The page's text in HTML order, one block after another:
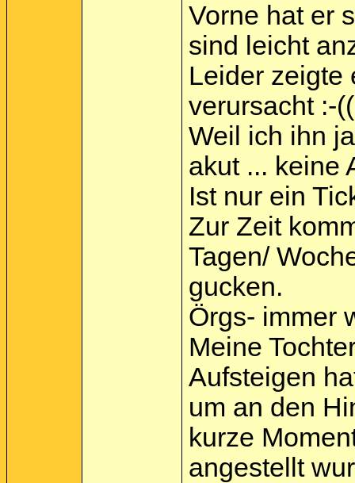
Vorne hat er
sind leicht
Leider zeigte
verursacht :-
Weil ich ihn
akut ... keine
Ist nur ein
Zur Zeit
Tagen/
gucken.
Örgs- immer
Meine
Aufsteigen
um an den
kurze
angestellt